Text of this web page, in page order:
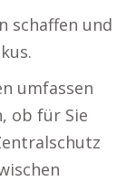
schaffen und
umfassen
ob für Sie